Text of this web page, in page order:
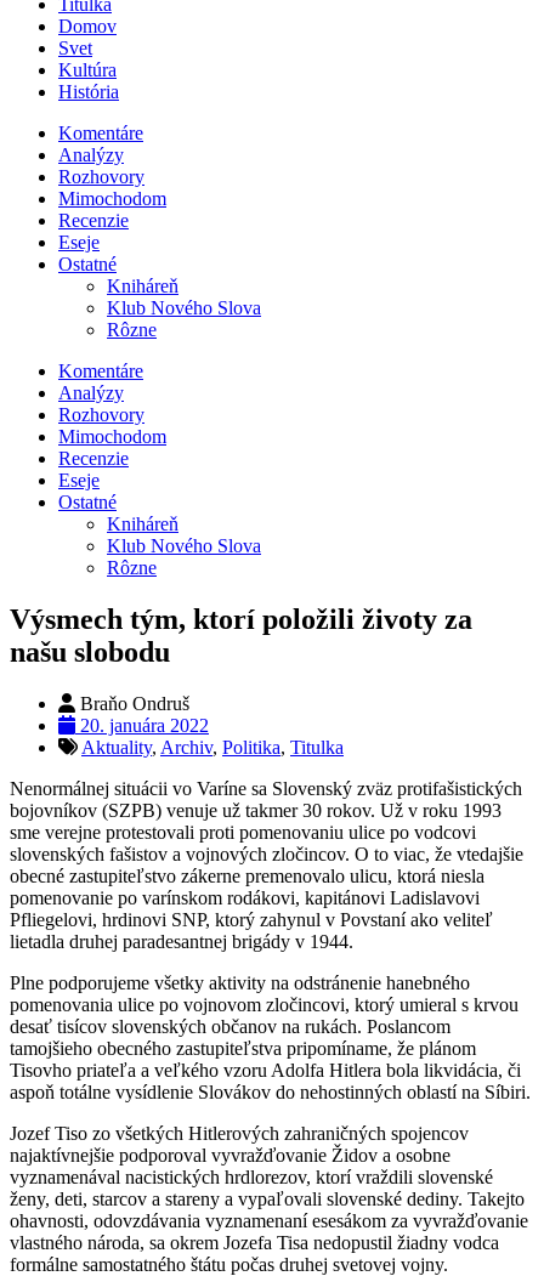
Titulka
Domov
Svet
Kultúra
História
Komentáre
Analýzy
Rozhovory
Mimochodom
Recenzie
Eseje
Ostatné
Kniháreň
Klub Nového Slova
Rôzne
Komentáre
Analýzy
Rozhovory
Mimochodom
Recenzie
Eseje
Ostatné
Kniháreň
Klub Nového Slova
Rôzne
Výsmech tým, ktorí položili životy za
našu slobodu
Braňo Ondruš
20. januára 2022
Aktuality, Archiv, Politika, Titulka
Nenormálnej situácii vo Varíne sa Slovenský zväz protifašistických
bojovníkov (SZPB) venuje už takmer 30 rokov. Už v roku 1993
sme verejne protestovali proti pomenovaniu ulice po vodcovi
slovenských fašistov a vojnových zločincov. O to viac, že vtedajšie
obecné zastupiteľstvo zákerne premenovalo ulicu, ktorá niesla
pomenovanie po varínskom rodákovi, kapitánovi Ladislavovi
Pfliegelovi, hrdinovi SNP, ktorý zahynul v Povstaní ako veliteľ
lietadla druhej paradesantnej brigády v 1944.
Plne podporujeme všetky aktivity na odstránenie hanebného
pomenovania ulice po vojnovom zločincovi, ktorý umieral s krvou
desať tisícov slovenských občanov na rukách. Poslancom
tamojšieho obecného zastupiteľstva pripomíname, že plánom
Tisovho priateľa a veľkého vzoru Adolfa Hitlera bola likvidácia, či
aspoň totálne vysídlenie Slovákov do nehostinných oblastí na Síbiri.
Jozef Tiso zo všetkých Hitlerových zahraničných spojencov
najaktívnejšie podporoval vyvražďovanie Židov a osobne
vyznamenával nacistických hrdlorezov, ktorí vraždili slovenské
ženy, deti, starcov a stareny a vypaľovali slovenské dediny. Takejto
ohavnosti, odovzdávania vyznamenaní esesákom za vyvražďovanie
vlastného národa, sa okrem Jozefa Tisa nedopustil žiadny vodca
formálne samostatného štátu počas druhej svetovej vojny.